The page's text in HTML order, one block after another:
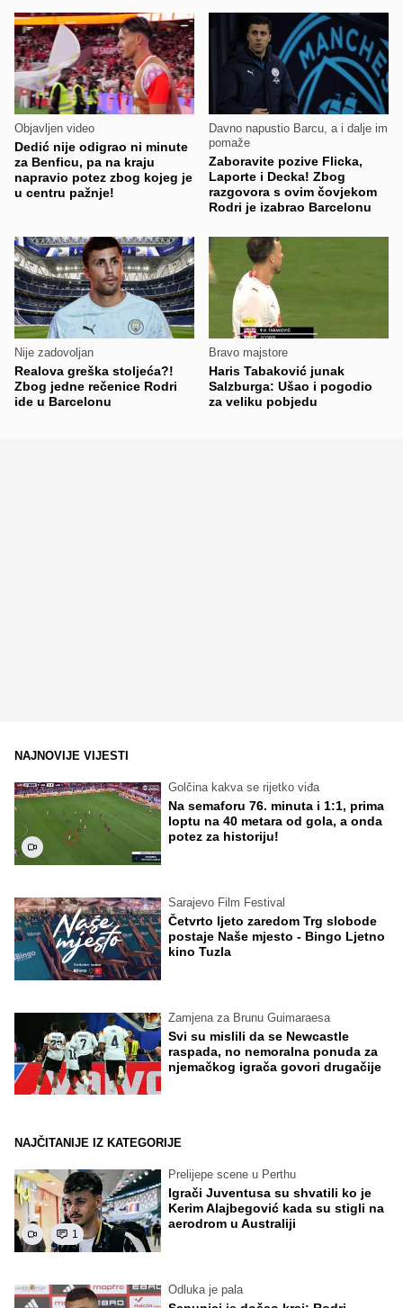
Objavljen video
Dedić nije odigrao ni minute
za Benficu, pa na kraju
napravio potez zbog kojeg je
u centru pažnje!
Davno napustio Barcu, a i dalje im
pomaže
Zaboravite pozive Flicka,
Laporte i Decka! Zbog
razgovora s ovim čovjekom
Rodri je izabrao Barcelonu
Nije zadovoljan
Realova greška stoljeća?!
Zbog jedne rečenice Rodri
ide u Barcelonu
Bravo majstore
Haris Tabaković junak
Salzburga: Ušao i pogodio
za veliku pobjedu
NAJNOVIJE VIJESTI
Golčina kakva se rijetko viđa
Na semaforu 76. minuta i 1:1, prima
loptu na 40 metara od gola, a onda
potez za historiju!
Sarajevo Film Festival
Četvrto ljeto zaredom Trg slobode
postaje Naše mjesto - Bingo Ljetno
kino Tuzla
Zamjena za Brunu Guimaraesa
Svi su mislili da se Newcastle
raspada, no nemoralna ponuda za
njemačkog igrača govori drugačije
NAJČITANIJE IZ KATEGORIJE
1
Prelijepe scene u Perthu
Igrači Juventusa su shvatili ko je
Kerim Alajbegović kada su stigli na
aerodrom u Australiji
Odluka je pala